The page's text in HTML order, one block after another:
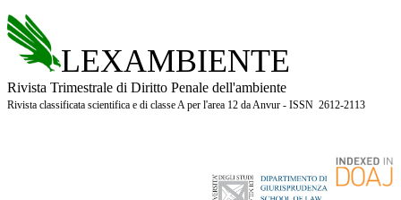
LEXAMBIENTE
Rivista Trimestrale di Diritto Penale dell'ambiente
Rivista classificata scientifica e di classe A per l'area 12 da Anvur - ISSN 2612-2113